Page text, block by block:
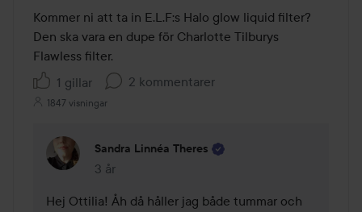
Kommer ni att ta in E.L.F:s Halo glow liquid filter?
Den ska vara en dupe för Charlotte Tilburys
Flawless filter.
1 gillar
2 kommentarer
1847 visningar
Sandra Linnéa Theres
3 år
Kommentaren lades 3 år
Hej Ottilia! Åh då håller jag både tummar och